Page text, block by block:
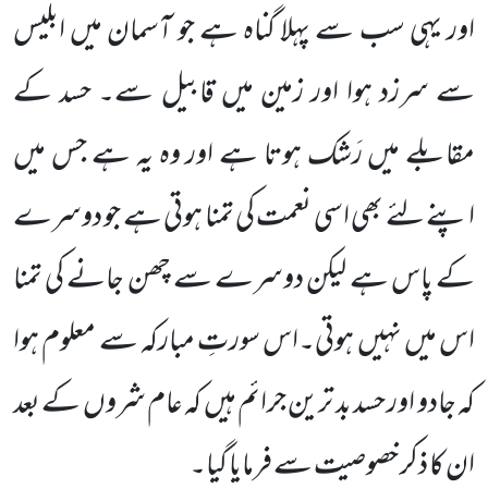
اور یہی سب سے پہلا گناہ ہے جو آسمان میں ابلیس
سے سرزد ہوا اور زمین میں قابیل سے۔ حسد کے
مقابلے میں رَشک ہوتا ہے اور وہ یہ ہے جس میں
اپنے لئے بھی اسی نعمت کی تمنا ہوتی ہے جو دوسرے
کے پاس ہے لیکن دوسرے سے چھن جانے کی تمنا
اس میں نہیں ہوتی۔اس سورتِ مبارکہ سے معلوم ہوا
کہ جادو اور حسد بد ترین جرائم ہیں کہ عام شروں کے بعد
ان کا ذکر خصوصیت سے فرمایا گیا۔